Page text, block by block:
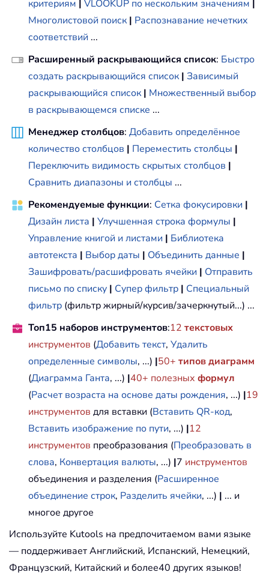
критериям VLOOKUP по нескольким значениям
Многолистовой поиск | Распознавание нечетких
соответствий ...
Расширенный раскрывающийся список: Быстро
создать раскрывающийся список | Зависимый
раскрывающийся список | Множественный выбор
в раскрывающемся списке ...
Менеджер столбцов: Добавить определённое
количество столбцов | Переместить столбцы |
Переключить видимость скрытых столбцов |
Сравнить диапазоны и столбцы ...
Рекомендуемые функции: Сетка фокусировки |
Дизайн листа | Улучшенная строка формулы |
Управление книгой и листами | Библиотека
автотекста | Выбор даты | Объединить данные |
Зашифровать/расшифровать ячейки | Отправить
письмо по списку | Супер фильтр | Специальный
фильтр (фильтр жирный/курсив/зачеркнутый...) ...
Топ15 наборов инструментов:12 текстовых
инструментов (Добавить текст, Удалить
определенные символы, ...) |50+ типов диаграмм
(Диаграмма Ганта, ...) |40+ полезных формул
(Расчет возраста на основе даты рождения, ...) |19
инструментов для вставки (Вставить QR-код,
Вставить изображение по пути, ...) |12
инструментов преобразования (Преобразовать в
слова, Конвертация валюты, ...) |7 инструментов
объединения и разделения (Расширенное
объединение строк, Разделить ячейки, ...) | ... и
многое другое
Используйте Kutools на предпочитаемом вами языке
— поддерживает Английский, Испанский, Немецкий,
Французский, Китайский и более40 других языков!